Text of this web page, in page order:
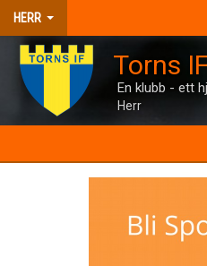
HERR
Torns IF
En klubb - ett
Herr